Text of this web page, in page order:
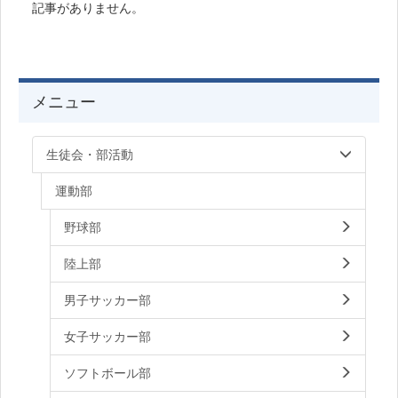
記事がありません。
メニュー
生徒会・部活動
運動部
野球部
陸上部
男子サッカー部
女子サッカー部
ソフトボール部